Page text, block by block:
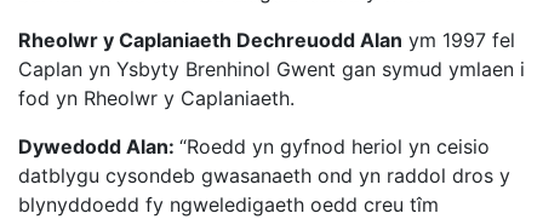
Rheolwr y Caplaniaeth Dechreuodd Alan ym 1997 fel
Caplan yn Ysbyty Brenhinol Gwent gan symud ymlaen i
fod yn Rheolwr y Caplaniaeth.
Dywedodd Alan: “Roedd yn gyfnod heriol yn ceisio
datblygu cysondeb gwasanaeth ond yn raddol dros y
blynyddoedd fy ngweledigaeth oedd creu tîm